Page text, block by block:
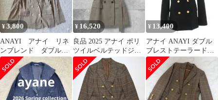
¥3,800
ANAYI アナイ リネ
ンブレンド ダブルブ
レストジャケット ベ
ージュ 春夏
¥16,520
良品 2025 アナイ ポリ
ツイルベルテッドジレ
ジャケット ベスト ベル
ト
¥ 13,400
アナイ ANAYI ダブル
ブレストテーラードジ
ャケット Pコート ピー
コート ウール 36 黒 ブ
ラック 10212710230
/HN